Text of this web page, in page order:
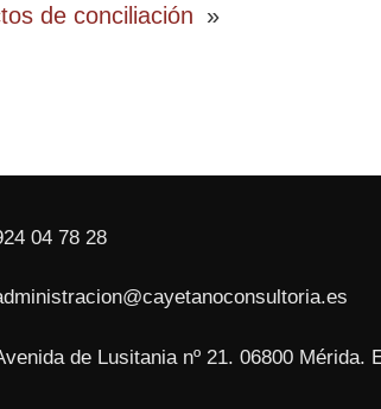
de conciliación »
04 78 28
de Lusitania nº 21. 06800 Mérida.